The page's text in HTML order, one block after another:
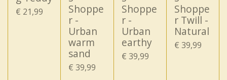
€ 21,99
Shoppe
r -
Urban
warm
sand
€ 39,99
Shoppe
r -
Urban
earthy
€ 39,99
Shoppe
r Twill -
Natural
€ 39,99